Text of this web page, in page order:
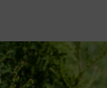
uitlopen – zelfs op oud hout.
zich snel weer op – anders dan